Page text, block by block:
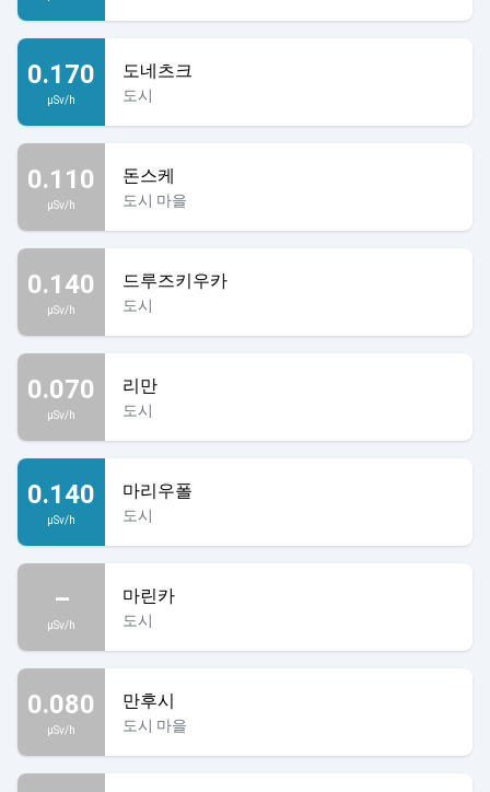
0.170
µSv/h
도네츠크
도시
0.110
µSv/h
돈스케
도시 마을
0.140
µSv/h
드루즈키우카
도시
0.070
µSv/h
리만
도시
0.140
µSv/h
마리우폴
도시
–
µSv/h
마린카
도시
0.080
µSv/h
만후시
도시 마을